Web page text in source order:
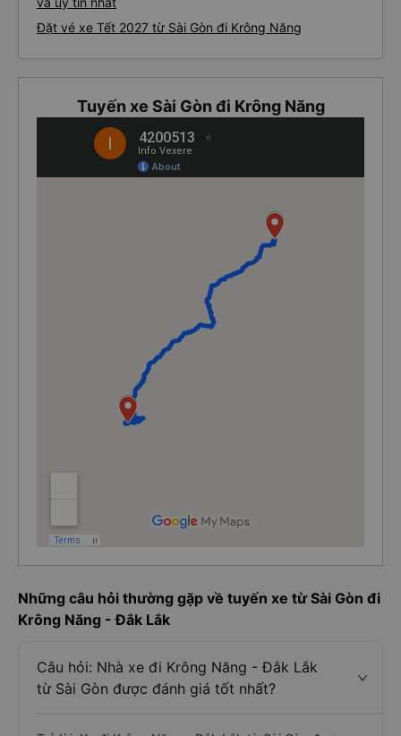
Đặt vé xe Tết 2027 từ Sài Gòn đi Krông Năng
Tuyến xe Sài Gòn đi Krông Năng
Những câu hỏi thường gặp về tuyến xe từ Sài Gòn đi
Krông Năng - Đắk Lắk
Câu hỏi: Nhà xe đi Krông Năng - Đắk Lắk
từ Sài Gòn được đánh giá tốt nhất?